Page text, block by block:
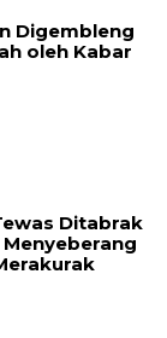
Digembleng
oleh Kabar
Ditabrak